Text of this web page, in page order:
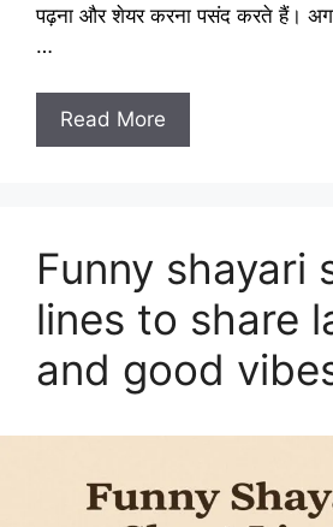
पढ़ना और शेयर करना पसंद करते हैं।
…
Read More
Funny shayari
lines to share
and good